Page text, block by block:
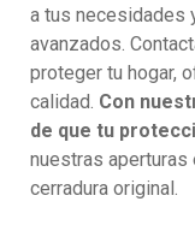
a tus necesidades
avanzados.
proteger tu hogar,
calidad. Con
de que tu
nuestras aperturas
cerradura original.